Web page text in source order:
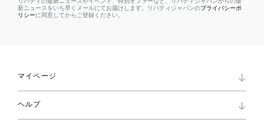
新ニュースをいち早くメールにてお届けします。リバティジャパンのプライバシーポ
リシーに同意してからご登録ください。
マイページ
ロイヤリティプログラム
パスワード再設定
ヘルプ